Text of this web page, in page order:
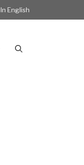
In English